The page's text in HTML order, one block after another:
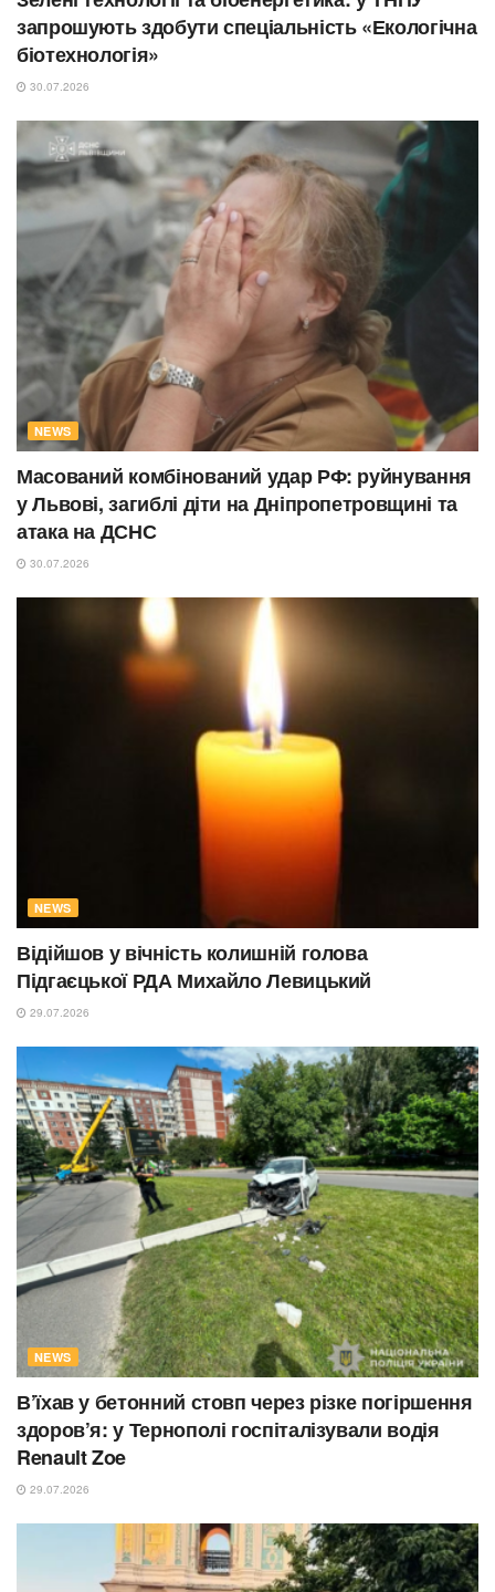
запрошують здобути спеціальність «Екологічна
біотехнологія»
30.07.2026
NEWS
Масований комбінований удар РФ: руйнування
у Львові, загиблі діти на Дніпропетровщині та
атака на ДСНС
30.07.2026
NEWS
Відійшов у вічність колишній голова
Підгаєцької РДА Михайло Левицький
29.07.2026
NEWS
В’їхав у бетонний стовп через різке погіршення
здоров’я: у Тернополі госпіталізували водія
Renault Zoe
29.07.2026